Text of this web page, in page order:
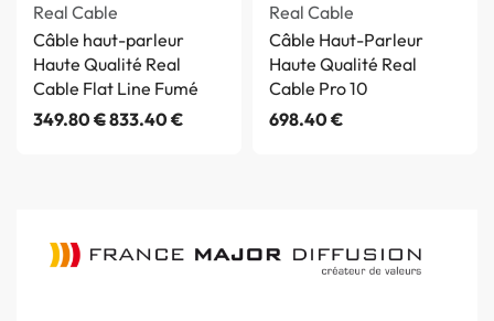
Real Cable
Câble haut-parleur
Haute Qualité Real
Cable Flat Line Fumé
349.80€833.40€
Real Cable
Câble Haut-Parleur
Haute Qualité Real
Cable Pro 10
698.40€